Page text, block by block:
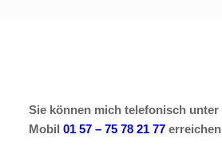
Sie können mich telefonisch unter
Mobil 01 57 – 75 78 21 77erreichen